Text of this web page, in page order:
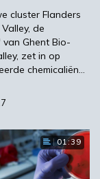
het
afzet
maakt
uit. ‘Een
is op het
hoe
ethanol.
bedrijven
cluster Flanders
de
Ghent Bio-
zet in op
chemicaliën…
01:39